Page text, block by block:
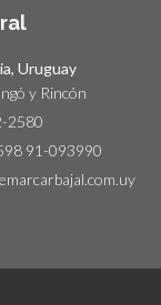
Uruguay
y Rincón
2580
91-093990